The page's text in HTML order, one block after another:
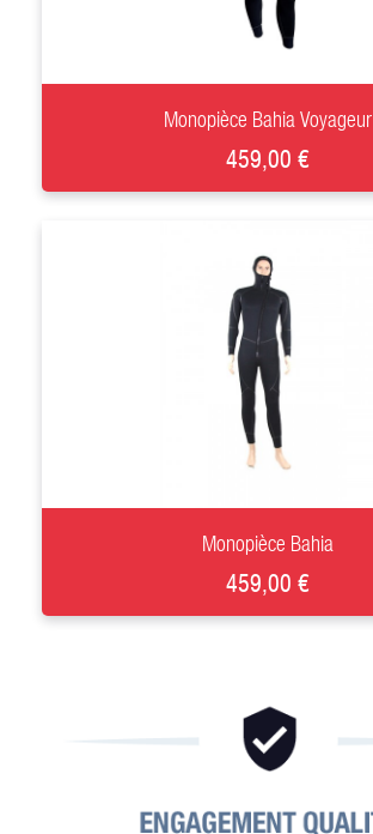
+
Monopièce Bahia Voyageur
459,00 €
+
Monopièce Bahia
459,00 €